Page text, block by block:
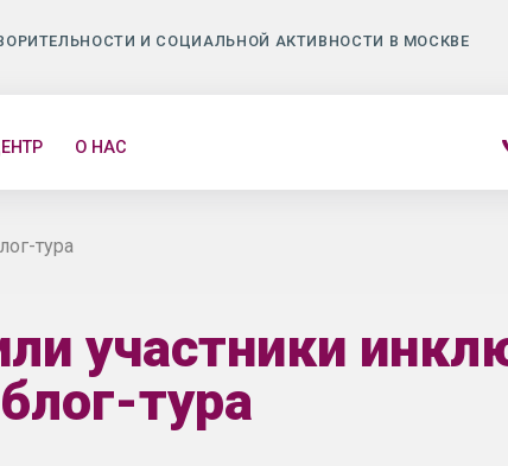
И СОЦИАЛЬНОЙ АКТИВНОСТИ В МОСКВЕ
О НАС
тура
участники
блог-тура